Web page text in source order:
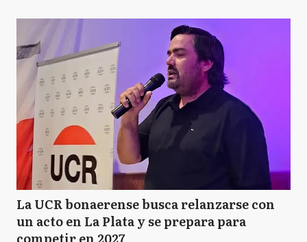
La UCR bonaerense busca relanzarse con
un acto en La Plata y se prepara para